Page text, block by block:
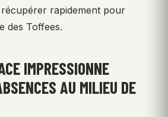
rapidement pour
des Toffees.
IMPRESSIONNE
AU MILIEU DE